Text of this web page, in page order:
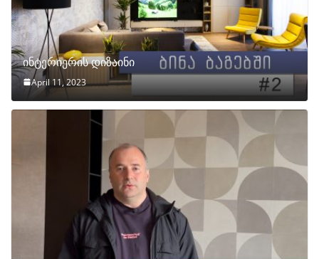
ინტერიერის დიზაინი
April 11, 2023